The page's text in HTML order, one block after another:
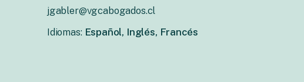
jgabler@vgcabogados.cl
Idiomas: Español, Inglés, Francés